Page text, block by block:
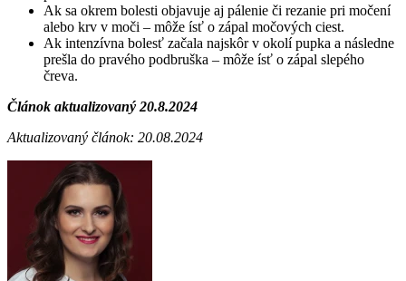
Ak sa okrem bolesti objavuje aj pálenie či rezanie pri močení
alebo krv v moči – môže ísť o zápal močových ciest.
Ak intenzívna bolesť začala najskôr v okolí pupka a následne
prešla do pravého podbruška – môže ísť o zápal slepého
čreva.
Článok aktualizovaný 20.8.2024
Aktualizovaný článok: 20.08.2024